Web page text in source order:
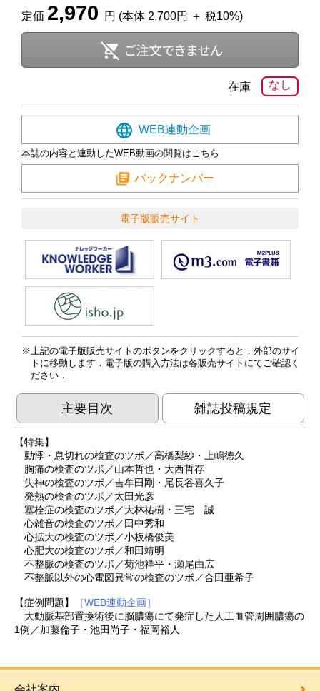
定価 2,970 円 (本体 2,700円 ＋ 税10%)
なし
在庫
WEB連動企画
本誌の内容と連動したWEB動画の閲覧はこちら
バックナンバー
電子版販売サイト
上記の電子版販売サイトのボタンをクリックすると，外部のサイ
トに移動します．電子版の購入方法は各販売サイトにてご確認く
ださい．
主要目次 雑誌投稿規定
【特集】
動悸・息切れの検査のツボ／高橋梨紗・上嶋徳久
胸痛の検査のツボ／山本哲也・大西哲存
失神の検査のツボ／吉牟田剛・尾長谷喜久子
発熱の検査のツボ／太田光彦
塞栓症の検査のツボ／大林祐樹・三宅 誠
心雑音の検査のツボ／田中秀和
心拡大の検査のツボ／小板橋俊美
心肥大の検査のツボ／和田靖明
不整脈の検査のツボ／菊池祥平・瀬尾由広
不整脈以外の心電図異常の検査のツボ／合田亜希子
【症例問題】
［WEB連動企画］
大動脈基部置換術後に脳膿瘍にて発症した人工血管周囲膿瘍の
1例／加藤倫子・池田尚子・福岡裕人